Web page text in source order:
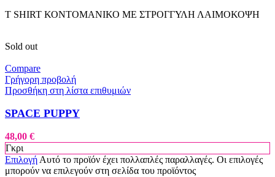
T SHIRT ΚΟΝΤΟΜΑΝΙΚΟ ΜΕ ΣΤΡΟΓΓΥΛΗ ΛΑΙΜΟΚΟΨΗ
Sold out
Compare
Γρήγορη προβολή
Προσθήκη στη λίστα επιθυμιών
SPACE PUPPY
48,00 €
Γκρι
Επιλογή Αυτό το προϊόν έχει πολλαπλές παραλλαγές. Οι επιλογές
μπορούν να επιλεγούν στη σελίδα του προϊόντος